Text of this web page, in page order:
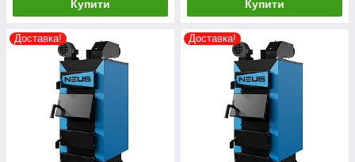
Купити Купити
Доставка! Доставка!